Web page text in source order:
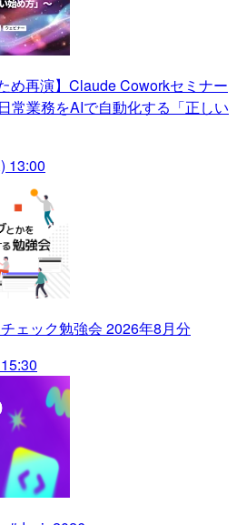
め再演】Claude Coworkセミナー
常業務をAIで自動化する「正しい
13:00
ェック勉強会 2026年8月分